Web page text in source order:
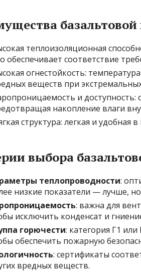
теплоизоляционная
обеспечивает соответствие
огнестойкость:
веществ при экстремальных
и доступность:
накопление влаги
структура: легкая и удобная
выбора
теплопроводности:
низкие показатели — лучше,
: важна для
исключить конденсат и
горючести: категория Г1
обеспечить пожарную
: сертификаты
вредных веществ.